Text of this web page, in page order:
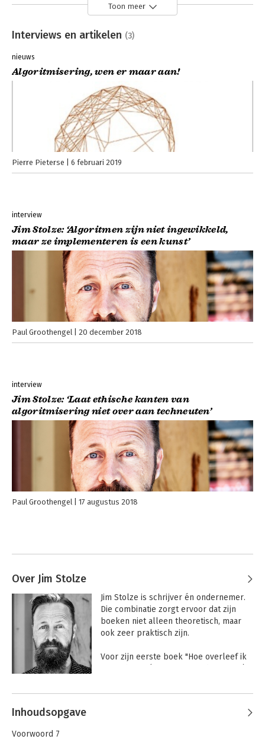
Toon meer
Interviews en artikelen (3)
nieuws
Algoritmisering, wen er maar aan!
Pierre Pieterse 6 februari 2019
interview
Jim Stolze: ‘Algoritmen zijn niet ingewikkeld,
maar ze implementeren is een kunst’
Paul Groothengel 20 december 2018
interview
Jim Stolze: ‘Laat ethische kanten van
algoritmisering niet over aan techneuten’
Paul Groothengel 17 augustus 2018
Over Jim Stolze
Jim Stolze is schrijver én ondernemer.
Die combinatie zorgt ervoor dat zijn
boeken niet alleen theoretisch, maar
ook zeer praktisch zijn.
Voor zijn eerste boek "Hoe overleef ik
internet om te zien wat voor effect dat
Andere boeken door Jim Stolze
Inhoudsopgave
Voorwoord 7